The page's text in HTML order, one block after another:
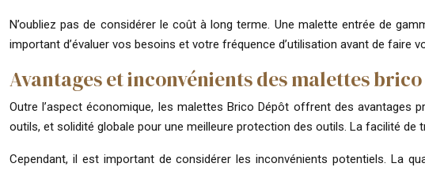
N’oubliez pas de considérer le coût à long terme. Une malette entrée de
important d’évaluer vos besoins et votre fréquence d’utilisation avant de faire
Avantages et inconvénients des malettes
Outre l’aspect économique, les malettes Brico Dépôt offrent des
outils, et solidité globale pour une meilleure protection des outils. La facilité de
Cependant, il est important de considérer les inconvénients potentiels. La